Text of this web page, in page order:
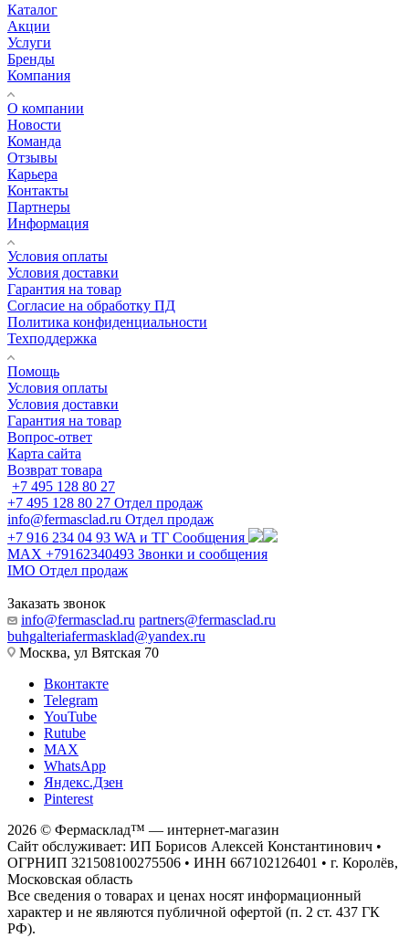
Каталог
Акции
Услуги
Бренды
Компания
О компании
Новости
Команда
Отзывы
Карьера
Контакты
Партнеры
Информация
Условия оплаты
Условия доставки
Гарантия на товар
Согласие на обработку ПД
Политика конфиденциальности
Техподдержка
Помощь
Условия оплаты
Условия доставки
Гарантия на товар
Вопрос-ответ
Карта сайта
Возврат товара
+7 495 128 80 27
+7 495 128 80 27 Отдел продаж
info@fermasclad.ru Отдел продаж
+7 916 234 04 93 WA и ТГ Сообщения
MAX +79162340493 Звонки и сообщения
IMO Отдел продаж
Заказать звонок
info@fermasclad.ru partners@fermasclad.ru
buhgalteriafermasklad@yandex.ru
Москва, ул Вятская 70
Вконтакте
Telegram
YouTube
Rutube
MAX
WhatsApp
Яндекс.Дзен
Pinterest
2026 © Фермасклад™ — интернет-магазин
Сайт обслуживает: ИП Борисов Алексей Константинович •
ОГРНИП 321508100275506 • ИНН 667102126401 • г. Королёв,
Московская область
Все сведения о товарах и ценах носят информационный
характер и не являются публичной офертой (п. 2 ст. 437 ГК
РФ).